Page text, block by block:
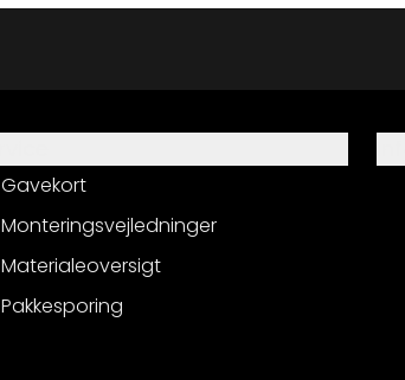
Gavekort
Monteringsvejledninger
Materialeoversigt
Pakkesporing